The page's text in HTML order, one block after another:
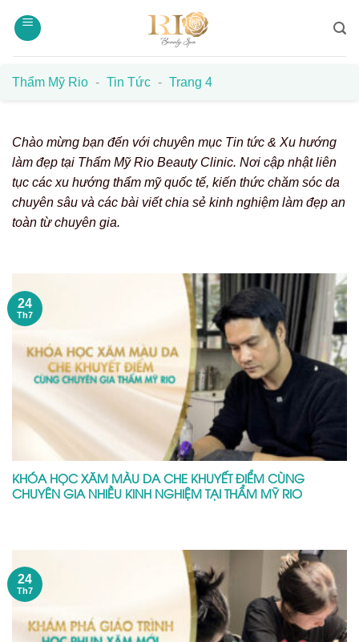
qua
Thẩm Mỹ Rio - Tin Tức - Trang 4
Chào mừng bạn đến với chuyên mục Tin tức & Xu hướng
làm đẹp tại Thẩm Mỹ Rio Beauty Clinic. Nơi cập nhật liên
tục các xu hướng thẩm mỹ quốc tế, kiến thức chăm sóc da
chuyên sâu và các bài viết chia sẻ kinh nghiệm làm đẹp an
toàn từ chuyên gia.
KHÓA HỌC XĂM MÀU DA CHE KHUYẾT ĐIỂM CÙNG
CHUYÊN GIA NHIỀU KINH NGHIỆM TẠI THẨM MỸ RIO
24
Th7
24
Th7